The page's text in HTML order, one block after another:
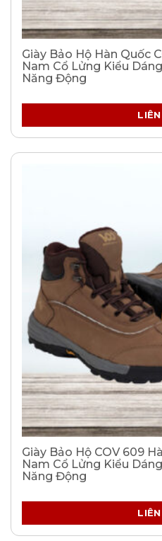
Giày Bảo Hộ Hàn Quốc
Nam Cổ Lửng Kiểu
Năng Động
Giày Bảo Hộ COV 609
Nam Cổ Lửng Kiểu
Năng Động